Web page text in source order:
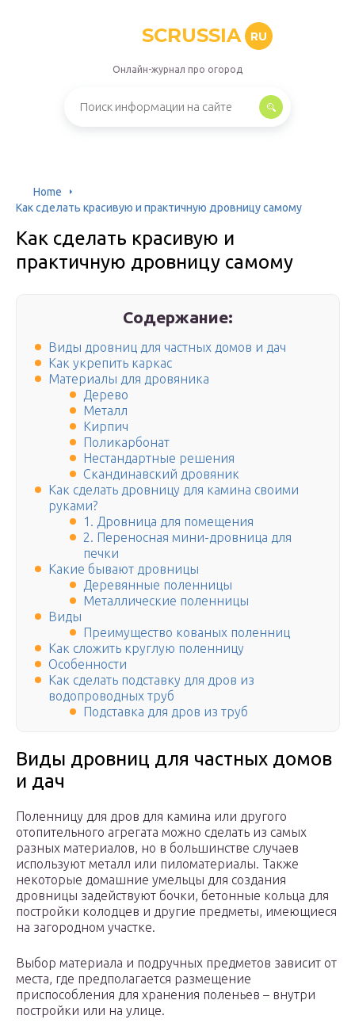
SCRUSSIA RU
Онлайн-журнал про огород
Home
Как сделать красивую и практичную дровницу самому
Как сделать красивую и
практичную дровницу самому
Содержание:
Виды дровниц для частных домов и дач
Как укрепить каркас
Материалы для дровяника
Дерево
Металл
Кирпич
Поликарбонат
Нестандартные решения
Скандинавский дровяник
Как сделать дровницу для камина своими
руками?
1. Дровница для помещения
2. Переносная мини-дровница для
печки
Какие бывают дровницы
Деревянные поленницы
Металлические поленницы
Виды
Преимущество кованых поленниц
Как сложить круглую поленницу
Особенности
Как сделать подставку для дров из
водопроводных труб
Подставка для дров из труб
Виды дровниц для частных домов
и дач
Поленницу для дров для камина или другого
отопительного агрегата можно сделать из самых
разных материалов, но в большинстве случаев
используют металл или пиломатериалы. Также
некоторые домашние умельцы для создания
дровницы задействуют бочки, бетонные кольца для
постройки колодцев и другие предметы, имеющиеся
на загородном участке.
Выбор материала и подручных предметов зависит от
места, где предполагается размещение
приспособления для хранения поленьев – внутри
постройки или на улице.